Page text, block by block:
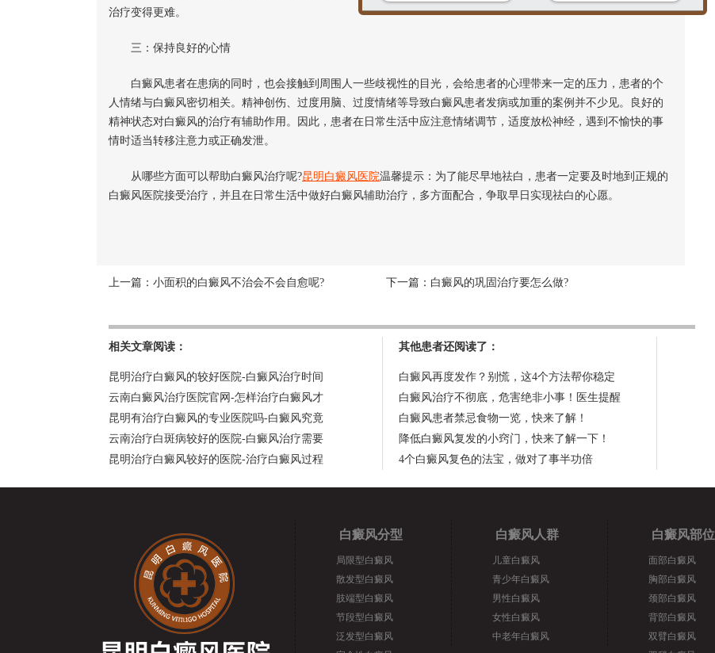
治疗变得更难。
三：保持良好的心情
白癜风患者在患病的同时，也会接触到周围人一些歧视性的目光，会给患者的心理带来一定的压力，患者的个
人情绪与白癜风密切相关。精神创伤、过度用脑、过度情绪等导致白癜风患者发病或加重的案例并不少见。良好的
精神状态对白癜风的治疗有辅助作用。因此，患者在日常生活中应注意情绪调节，适度放松神经，遇到不愉快的事
情时适当转移注意力或正确发泄。
从哪些方面可以帮助白癜风治疗呢?昆明白癜风医院温馨提示：为了能尽早地祛白，患者一定要及时地到正规的
白癜风医院接受治疗，并且在日常生活中做好白癜风辅助治疗，多方面配合，争取早日实现祛白的心愿。
上一篇： 小面积的白癜风不治会不会自愈呢? 下一篇： 白癜风的巩固治疗要怎么做?
相关文章阅读：
昆明治疗白癜风的较好医院-白癜风治疗时间
云南白癜风治疗医院官网-怎样治疗白癜风才
昆明有治疗白癜风的专业医院吗-白癜风究竟
云南治疗白斑病较好的医院-白癜风治疗需要
昆明治疗白癜风较好的医院-治疗白癜风过程
其他患者还阅读了：
白癜风再度发作？别慌，这4个方法帮你稳定
白癜风治疗不彻底，危害绝非小事！医生提醒
白癜风患者禁忌食物一览，快来了解！
降低白癜风复发的小窍门，快来了解一下！
4个白癜风复色的法宝，做对了事半功倍
白癜风分型
局限型白癜风
散发型白癜风
肢端型白癜风
节段型白癜风
泛发型白癜风
白癜风人群
儿童白癜风
青少年白癜风
男性白癜风
女性白癜风
中老年白癜风
白癜风部位
面部白癜风
胸部白癜风
颈部白癜风
背部白癜风
双臂白癜风